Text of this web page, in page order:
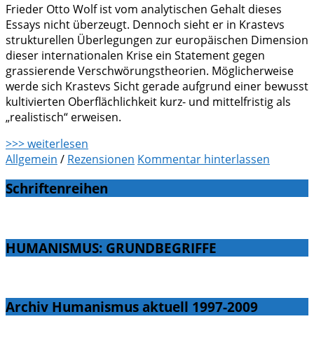
Frieder Otto Wolf ist vom analytischen Gehalt dieses
Essays nicht überzeugt. Dennoch sieht er in Krastevs
strukturellen Überlegungen zur europäischen Dimension
dieser internationalen Krise ein Statement gegen
grassierende Verschwörungstheorien. Möglicherweise
werde sich Krastevs Sicht gerade aufgrund einer bewusst
kultivierten Oberflächlichkeit kurz- und mittelfristig als
„realistisch“ erweisen.
>>> weiterlesen
Allgemein / Rezensionen Kommentar hinterlassen
Schriftenreihen
HUMANISMUS: GRUNDBEGRIFFE
Archiv Humanismus aktuell 1997-2009